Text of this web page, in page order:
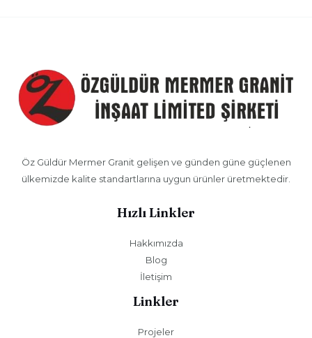
Öz Güldür Mermer Granit gelişen ve günden güne güçlenen
ülkemizde kalite standartlarına uygun ürünler üretmektedir.
Hızlı Linkler
Hakkımızda
Blog
İletişim
Linkler
Projeler